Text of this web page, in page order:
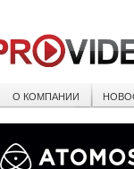
О КОМПАНИИ